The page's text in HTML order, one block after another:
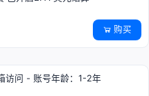
购买
访问 - 账号年龄：1-2年